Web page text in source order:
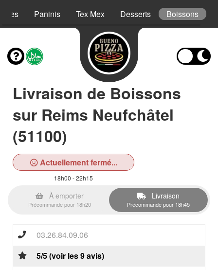
Paninis Tex Mex Desserts Boissons
Livraison de Boissons
sur Reims Neufchâtel
(51100)
Actuellement fermé...
18h00 - 22h15
À emporter
Précommande pour 18h20
Livraison
Précommande pour 18h45
03.26.84.09.06
5/5 (voir les 9 avis)